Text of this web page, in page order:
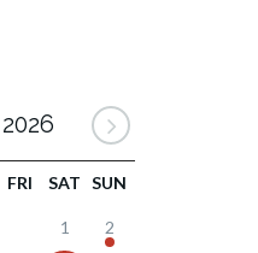
FRI SAT SUN
1 2